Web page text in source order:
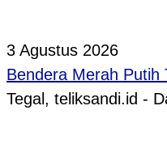
3 Agustus 2026
Bendera Merah Putih
Tegal, teliksandi.id -